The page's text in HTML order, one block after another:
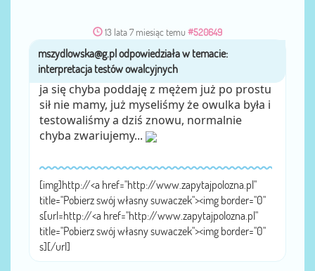
13 lata 7 miesiąc temu #520649
przezmszydlowska@g.pl
ja się chyba poddaję z mężem już po prostu
sił nie mamy, już myseliśmy że owulka była i
testowaliśmy a dziś znowu, normalnie
chyba zwariujemy...
[img]http://<a href="http://www.zapytajpolozna.pl"
title="Pobierz swój własny suwaczek"><img border="0"
s[url=http://<a href="http://www.zapytajpolozna.pl"
title="Pobierz swój własny suwaczek"><img border="0"
s][/url]